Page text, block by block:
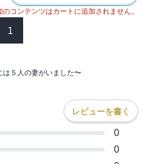
コンテンツはカートに追加されません。
1
５人の妻がいました〜
レビューを書く
0
0